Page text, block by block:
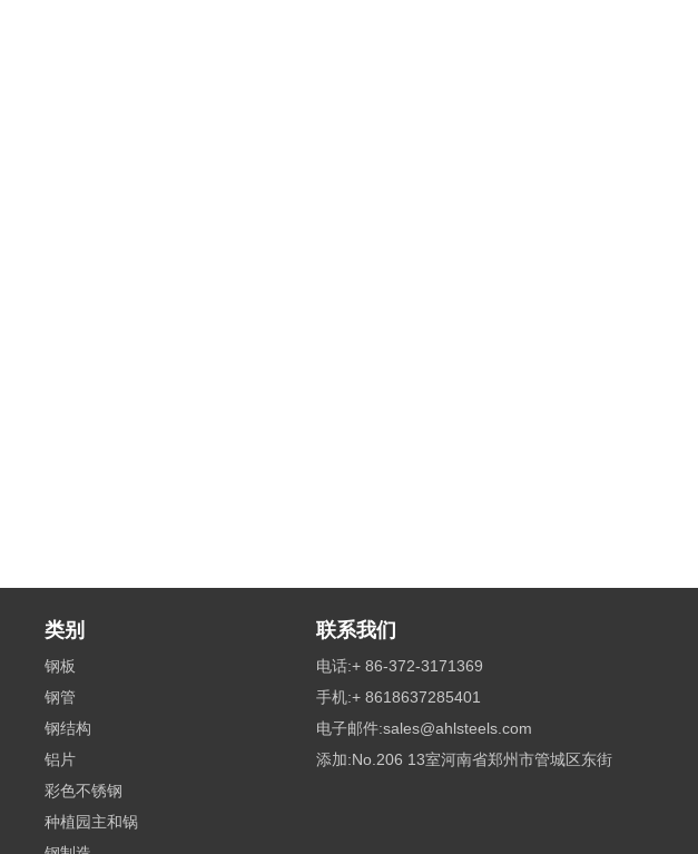
类别
钢板
钢管
钢结构
铝片
彩色不锈钢
种植园主和锅
联系我们
电话:+ 86-372-3171369
手机:+ 8618637285401
电子邮件:sales@ahlsteels.com
添加:No.206 13室河南省郑州市管城区东街